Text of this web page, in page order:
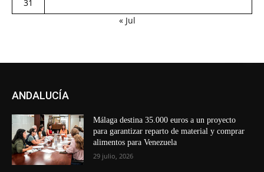
31
« Jul
ANDALUCÍA
Málaga destina 35.000 euros a un proyecto
para garantizar reparto de material y comprar
alimentos para Venezuela
29 julio, 2026